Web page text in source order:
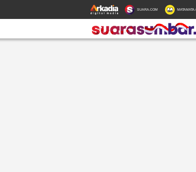
SUARA.COM